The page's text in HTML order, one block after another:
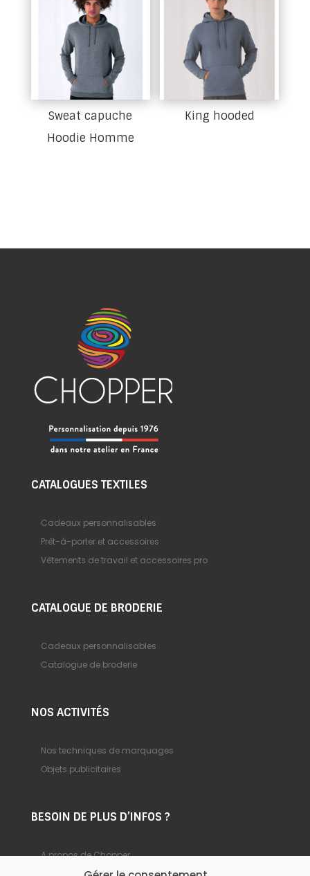
Sweat capuche
Hoodie Homme
King hooded
CATALOGUES TEXTILES
Cadeaux personnalisables
Prêt-à-porter et accessoires
Vêtements de travail et accessoires pro
CATALOGUE DE BRODERIE
Cadeaux personnalisables
Catalogue de broderie
NOS ACTIVITÉS
Nos techniques de marquages
Objets publicitaires
BESOIN DE PLUS D’INFOS ?
A propos de Chopper
Foire aux questions